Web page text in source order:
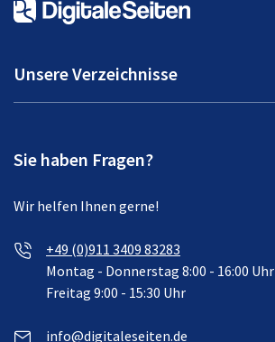
Unsere Verzeichnisse
Sie haben Fragen?
Wir helfen Ihnen gerne!
+49 (0)911 3409 83283
Montag - Donnerstag 8:00 - 16:00 Uhr
Freitag 9:00 - 15:30 Uhr
info@digitaleseiten.de